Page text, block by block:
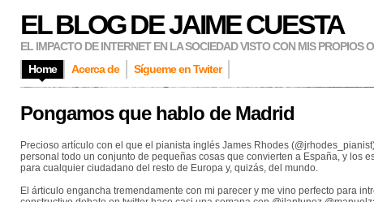
EL BLOG DE JAIME CUESTA
EL IMPACTO DE INTERNET EN LA SOCIEDAD VISTO CON MIS PROPIOS
Home
Acerca de Sígueme en Twiter
Pongamos que hablo de Madrid
Precioso artículo con el que el pianista inglés James Rhodes
personal todo un conjunto de pequeñas cosas que convierten a España, y los
para cualquier ciudadano del resto de Europa y, quizás, del mundo.
El árticulo engancha tremendamente con mi parecer y me vino perfecto para